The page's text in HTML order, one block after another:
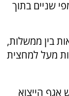
שניים בתוך
בין ממשלות,
ומהוות מעל למחצית
אגף הייצוא